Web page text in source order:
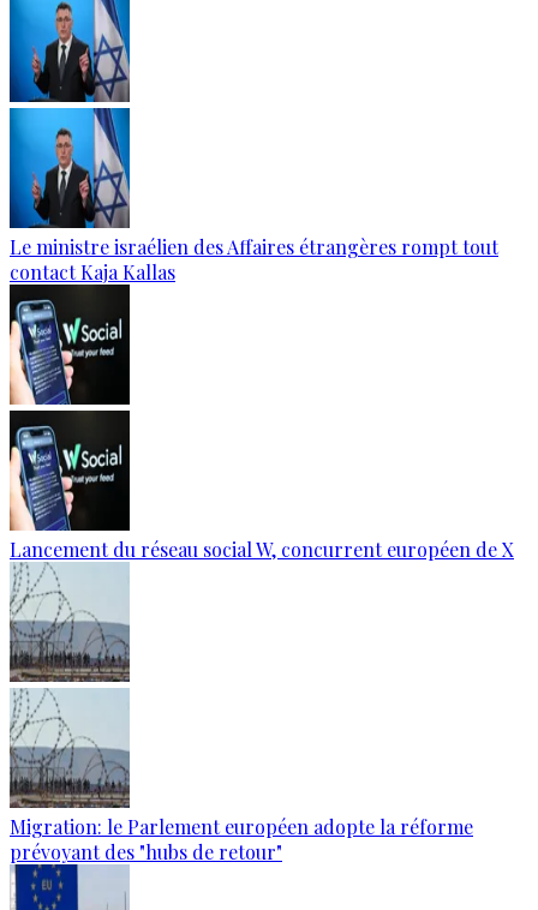
Le ministre israélien des Affaires étrangères rompt tout
contact Kaja Kallas
Lancement du réseau social W, concurrent européen de X
Migration: le Parlement européen adopte la réforme
prévoyant des "hubs de retour"